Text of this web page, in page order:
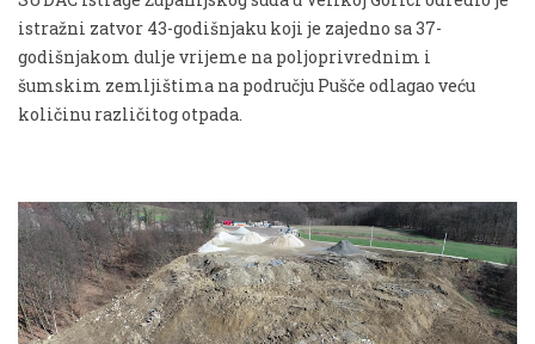
istražni zatvor 43-godišnjaku koji je zajedno sa 37-
godišnjakom dulje vrijeme na poljoprivrednim i
šumskim zemljištima na području Pušče odlagao veću
količinu različitog otpada.